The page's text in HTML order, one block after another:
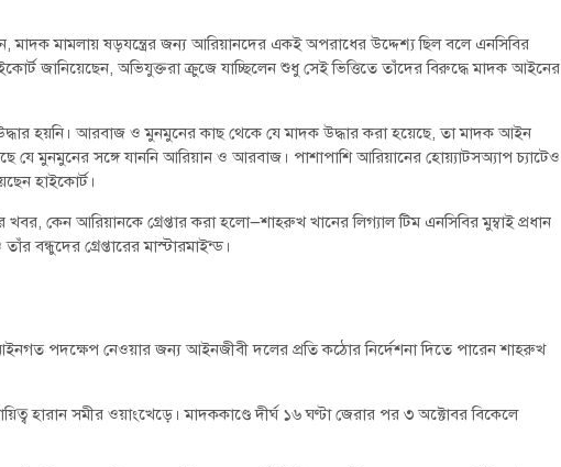
মাদক মামলায় ষড়যন্ত্রের জন্য আরিয়ানদের একই অপরাধের উদ্দেশ্য ছিল বলে এনসিবির
জানিয়েছেন, অভিযুক্তরা ক্রুজে যাচ্ছিলেন শুধু সেই ভিত্তিতে তাঁদের বিরুদ্ধে মাদক আইনের
হয়নি। আরবাজ ও মুনমুনের কাছ থেকে যে মাদক উদ্ধার করা হয়েছে, তা মাদক আইন
মুনমুনের সঙ্গে যাননি আরিয়ান ও আরবাজ। পাশাপাশি আরিয়ানের হোয়্যাটসঅ্যাপ চ্যাটেও
হাইকোর্ট।
খবর, কেন আরিয়ানকে গ্রেপ্তার করা হলো—শাহরুখ খানের লিগ্যাল টিম এনসিবির মুম্বাই প্রধান
বন্ধুদের গ্রেপ্তারের মাস্টারমাইন্ড।
পদক্ষেপ নেওয়ার জন্য আইনজীবী দলের প্রতি কঠোর নির্দেশনা দিতে পারেন শাহরুখ
হারান সমীর ওয়াংখেড়ে। মাদককাণ্ডে দীর্ঘ ১৬ ঘণ্টা জেরার পর ৩ অক্টোবর বিকেলে